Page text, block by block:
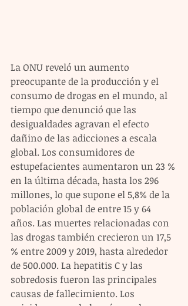
La ONU reveló un aumento
preocupante de la producción y el
consumo de drogas en el mundo, al
tiempo que denunció que las
desigualdades agravan el efecto
dañino de las adicciones a escala
global. Los consumidores de
estupefacientes aumentaron un 23 %
en la última década, hasta los 296
millones, lo que supone el 5,8% de la
población global de entre 15 y 64
años. Las muertes relacionadas con
las drogas también crecieron un 17,5
% entre 2009 y 2019, hasta alrededor
de 500.000. La hepatitis C y las
sobredosis fueron las principales
causas de fallecimiento. Los